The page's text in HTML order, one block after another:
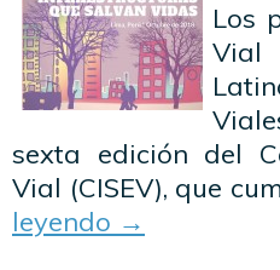
Los
Vial
sexta edición del
Vial (CISEV), que
leyendo →